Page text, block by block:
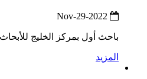
باحث أول بمركز الخليج
المزيد